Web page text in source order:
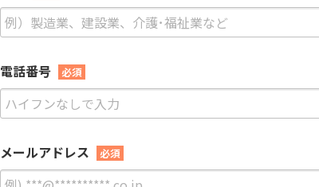
電話番号 必須
メールアドレス 必須